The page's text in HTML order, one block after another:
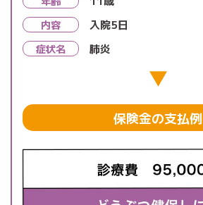
内容 入院5日
症状名 肺炎
保険金の支払例